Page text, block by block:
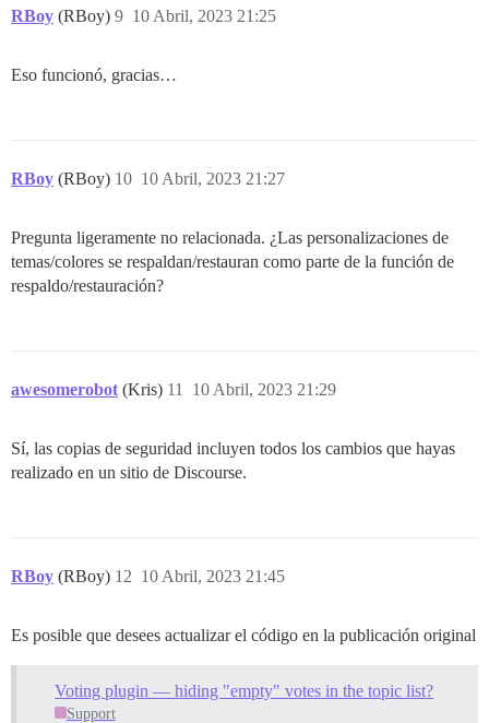
RBoy (RBoy) 10 Abril, 2023 21:25
9
Eso funcionó, gracias…
RBoy (RBoy) 10 Abril, 2023 21:27
10
Pregunta ligeramente no relacionada. ¿Las personalizaciones de
temas/colores se respaldan/restauran como parte de la función de
respaldo/restauración?
awesomerobot (Kris) 10 Abril, 2023 21:29
11
Sí, las copias de seguridad incluyen todos los cambios que hayas
realizado en un sitio de Discourse.
RBoy (RBoy) 10 Abril, 2023 21:45
12
Es posible que desees actualizar el código en la publicación original
Voting plugin — hiding "empty" votes in the topic list?
Support